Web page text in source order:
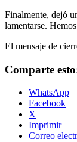
Finalmente, dejó
lamentarse.
El mensaje de
Comparte
WhatsApp
Facebook
X
Imprimir
Correo